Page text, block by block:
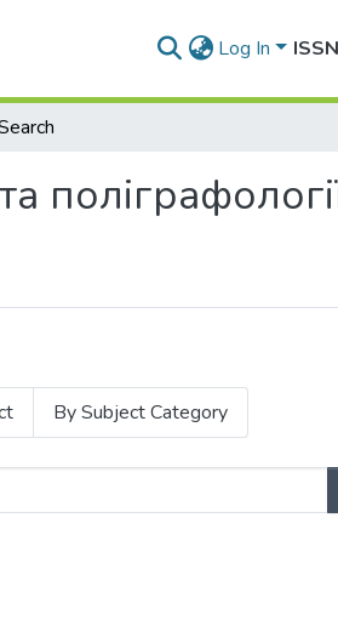
Log In
By Subject Category